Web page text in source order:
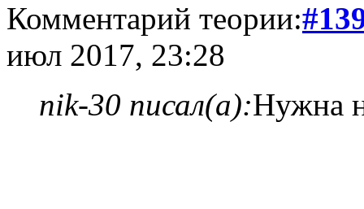
Комментарий теории:
июл 2017, 23:28
nik-30 писал(а):Нужна